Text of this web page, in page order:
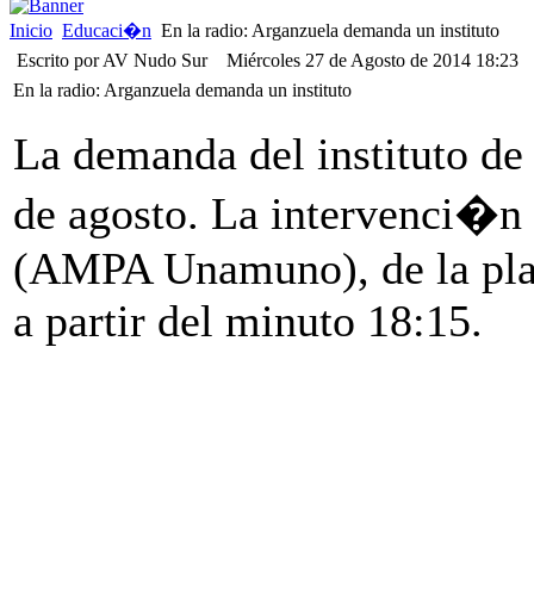
Inicio Educaci�n En la radio: Arganzuela demanda un instituto
Escrito por AV Nudo Sur
Miércoles 27 de Agosto de 2014 18:23
En la radio: Arganzuela demanda un instituto
La demanda del instituto
de agosto. La intervenci�n
(AMPA Unamuno), de la
a partir del minuto 18:15.